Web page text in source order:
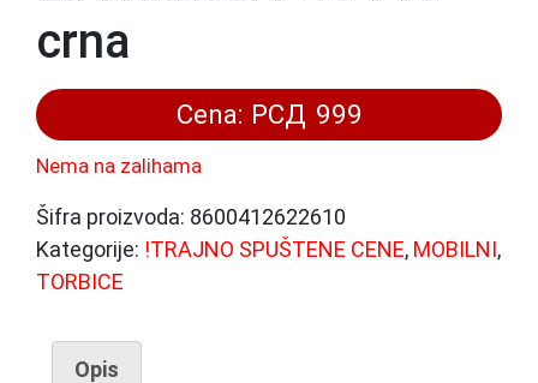
crna
Cena: РСД 999
Nema na zalihama
Šifra proizvoda: 8600412622610
Kategorije: !TRAJNO SPUŠTENE CENE, MOBILNI,
TORBICE
Opis